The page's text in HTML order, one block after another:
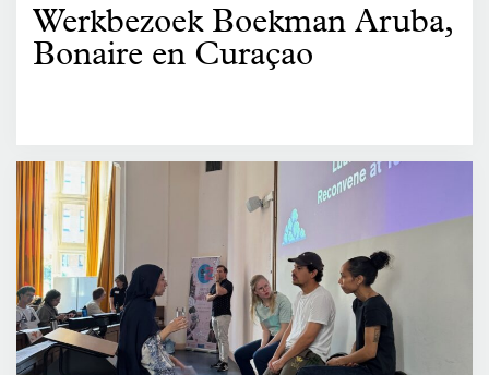
Werkbezoek Boekman Aruba,
Bonaire en Curaçao